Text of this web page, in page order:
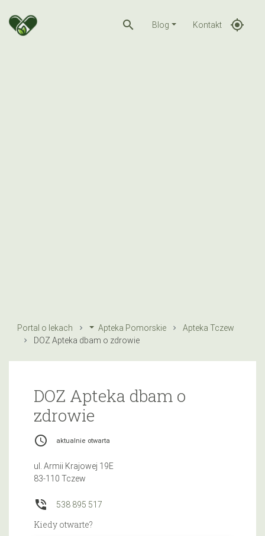
search Blog Kontakt gps_fixed
Portal o lekach Apteka Pomorskie
Apteka Tczew
DOZ Apteka dbam o zdrowie
DOZ Apteka dbam o
zdrowie
access_time aktualnie otwarta
ul. Armii Krajowej 19E
83-110 Tczew
phone_in_talk 538 895 517
Kiedy otwarte?